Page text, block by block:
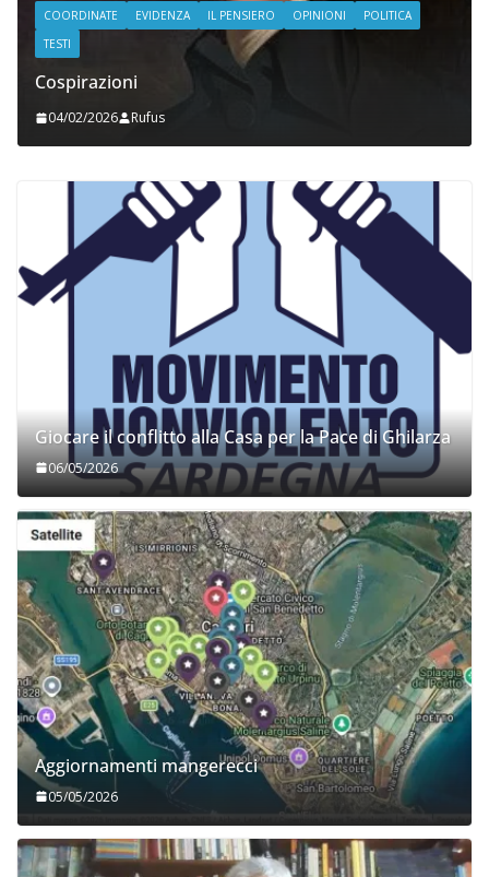
COORDINATE EVIDENZA IL PENSIERO OPINIONI
POLITICA
TESTI
Cospirazioni
04/02/2026 Rufus
Giocare il conflitto alla Casa per la Pace di Ghilarza
06/05/2026
Aggiornamenti mangerecci
05/05/2026